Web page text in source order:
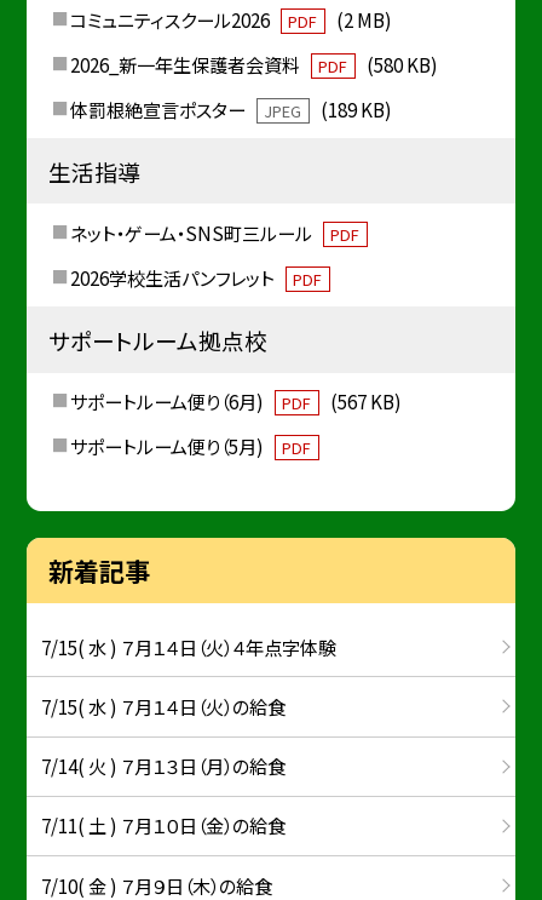
コミュニティスクール2026 PDF
(2 MB)
2026_新一年生保護者会資料
PDF
(580 KB)
体罰根絶宣言ポスター
JPEG (189 KB)
生活指導
ネット・ゲーム・SNS町三ルール PDF
2026学校生活パンフレット PDF
サポートルーム拠点校
サポートルーム便り（6月) PDF
(567 KB)
サポートルーム便り（5月)
PDF
新着記事
7/15( 水 ) ７月１４日（火）４年点字体験
7/15( 水 ) ７月１４日（火）の給食
7/14( 火 ) ７月１３日（月）の給食
7/11( 土 ) ７月１０日（金）の給食
7/10( 金 ) ７月９日（木）の給食